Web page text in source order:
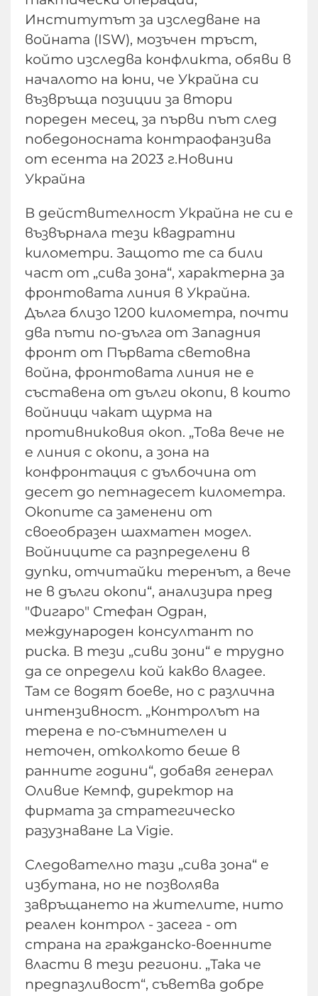
Институтът за изследване на
войната (ISW), мозъчен тръст,
който изследва конфликта, обяви в
началото на юни, че Украйна си
възвръща позиции за втори
пореден месец, за първи път след
победоносната контраофанзива
от есента на 2023 г.Новини
Украйна
В действителност Украйна не си е
възвърнала тези квадратни
километри. Защото те са били
част от „сива зона“, характерна за
фронтовата линия в Украйна.
Дълга близо 1200 километра, почти
два пъти по-дълга от Западния
фронт от Първата световна
война, фронтовата линия не е
съставена от дълги окопи, в които
войници чакат щурма на
противниковия окоп. „Това вече не
е линия с окопи, а зона на
конфронтация с дълбочина от
десет до петнадесет километра.
Окопите са заменени от
своеобразен шахматен модел.
Войниците са разпределени в
дупки, отчитайки теренът, а вече
не в дълги окопи“, анализира пред
"Фигаро" Стефан Одран,
международен консултант по
риска. В тези „сиви зони“ е трудно
да се определи кой какво владее.
Там се водят боеве, но с различна
интензивност. „Контролът на
терена е по-съмнителен и
неточен, отколкото беше в
ранните години“, добавя генерал
Оливие Кемпф, директор на
фирмата за стратегическо
разузнаване La Vigie.
Следователно тази „сива зона“ е
избутана, но не позволява
завръщането на жителите, нито
реален контрол - засега - от
страна на гражданско-военните
власти в тези региони. „Така че
предпазливост“, съветва добре